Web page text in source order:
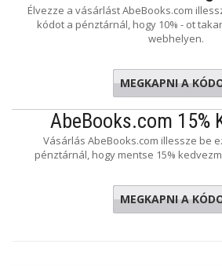
Élvezze a vásárlást AbeBooks.com
kódot a pénztárnál, hogy 10% - ot
webhelyen.
MEGKAPNI A
AbeBooks.com 15%
Vásárlás AbeBooks.com illessze be
pénztárnál, hogy mentse 15%
MEGKAPNI A